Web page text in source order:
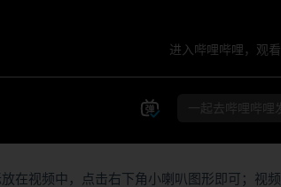
在视频中，点击右下角小喇叭图形即可；视